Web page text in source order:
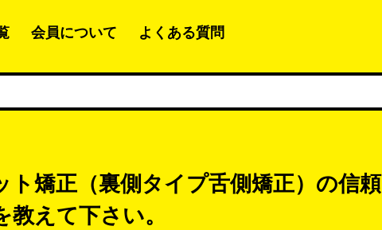
会員について よくある質問
矯正（裏側タイプ舌側矯正）の信頼
えて下さい。